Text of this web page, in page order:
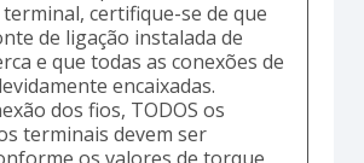
certifique-se de que
de ligação instalada de
e que todas as conexões de
encaixadas.
dos fios, TODOS os
terminais devem ser